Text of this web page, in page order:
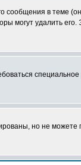
в теме
могут удалить
но не можете